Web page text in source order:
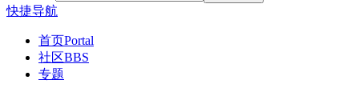
快捷导航
首页Portal
社区BBS
专题